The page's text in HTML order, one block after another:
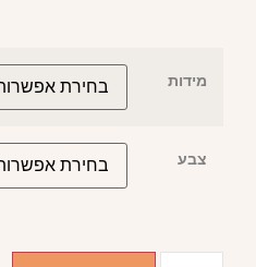
מידות
צבע